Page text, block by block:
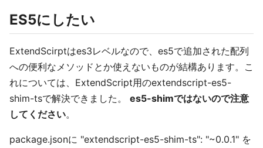
ES5にしたい
ExtendScirptはes3レベルなので、es5で追加された配列
への便利なメソッドとか使えないものが結構あります。こ
れについては、ExtendScript用のextendscript-es5-
shim-tsで解決できました。 es5-shimではないので注意
してください。
package.jsonに "extendscript-es5-shim-ts": "~0.0.1" を